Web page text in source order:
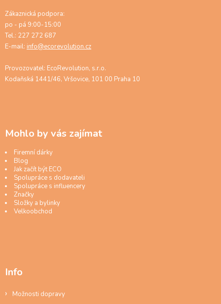
Zákaznická podpora:
po - pá 9:00-15:00
Tel.: 227 272 687
E-mail: info@ecorevolution.cz
Provozovatel: EcoRevolution, s.r.o.
Kodaňská 1441/46, Vršovice, 101 00 Praha 10
Mohlo by vás zajímat
Firemní dárky
Blog
Jak začít být ECO
Spolupráce s dodavateli
Spolupráce s influencery
Značky
Složky a bylinky
Velkoobchod
Info
Možnosti dopravy